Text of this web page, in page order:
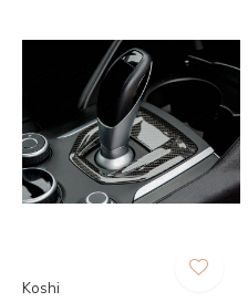
Koshi